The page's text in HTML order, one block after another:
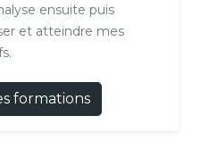
ensuite puis
et atteindre mes
formations